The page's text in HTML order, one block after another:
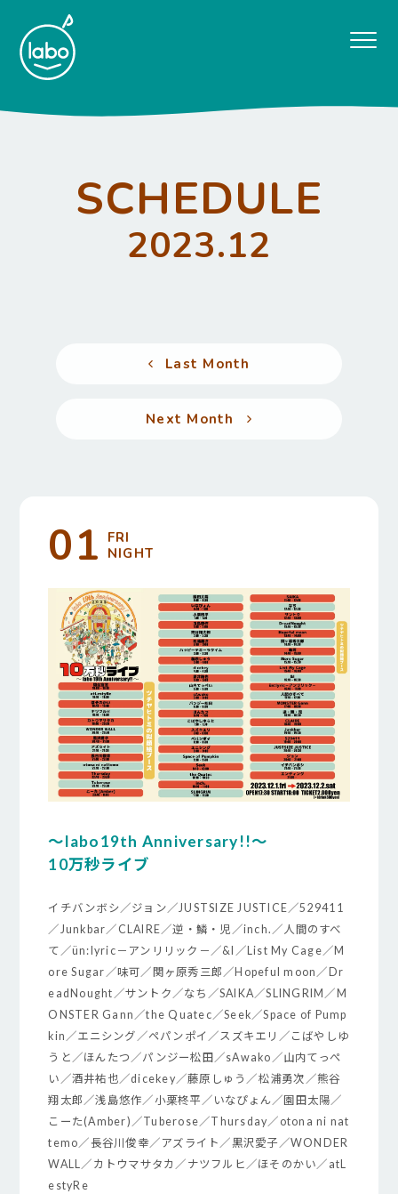
SCHEDULE
2023.12
Last Month
Next Month
01 FRI
NIGHT
～labo19th Anniversary!!～
10万秒ライブ
イチバンボシ／ジョン／JUSTSIZE JUSTICE／529411
／Junkbar／CLAIRE／逆・鱗・児／inch.／人間のすべ
て／ün:lyric－アンリリック－／&I／List My Cage／M
ore Sugar／味可／関ヶ原秀三郎／Hopeful moon／Dr
eadNought／サントク／なち／SAIKA／SLINGRIM／M
ONSTER Gann／the Quatec／Seek／Space of Pump
kin／エニシング／ペパンポイ／スズキエリ／こばやしゆ
うと／ほんたつ／パンジー松田／sAwako／山内てっぺ
い／酒井祐也／dicekey／藤原しゅう／松浦勇次／熊谷
翔太郎／浅島悠作／小栗柊平／いなぴょん／園田太陽／
こーた(Amber)／Tuberose／Thursday／otona ni nat
temo／長谷川俊幸／アズライト／黒沢愛子／WONDER
WALL／カトウマサタカ／ナツフルヒ／ほそのかい／atL
estyRe